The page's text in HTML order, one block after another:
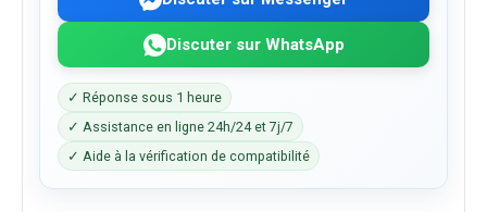
Discuter sur WhatsApp
✓ Réponse sous 1 heure
✓ Assistance en ligne 24h/24 et 7j/7
✓ Aide à la vérification de compatibilité